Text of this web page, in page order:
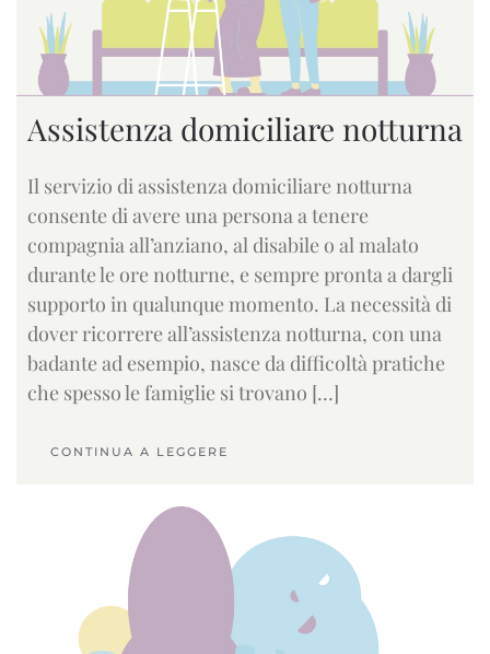
Assistenza domiciliare notturna
Il servizio di assistenza domiciliare notturna
consente di avere una persona a tenere
compagnia all’anziano, al disabile o al malato
durante le ore notturne, e sempre pronta a dargli
supporto in qualunque momento. La necessità di
dover ricorrere all’assistenza notturna, con una
badante ad esempio, nasce da difficoltà pratiche
che spesso le famiglie si trovano […]
CONTINUA A LEGGERE